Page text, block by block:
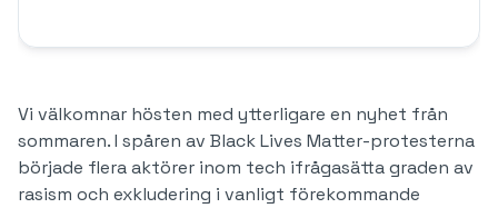
Vi välkomnar hösten med ytterligare en nyhet från
sommaren. I spåren av Black Lives Matter-protesterna
började flera aktörer inom tech ifrågasätta graden av
rasism och exkludering i vanligt förekommande